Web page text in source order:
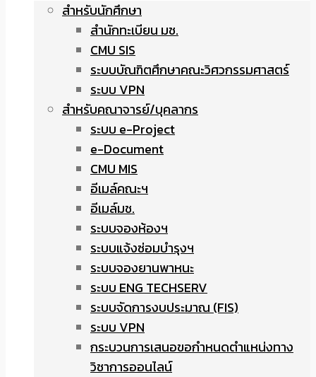
สำหรับนักศึกษา
สำนักทะเบียน มช.
CMU SIS
ระบบบัณฑิตศึกษาคณะวิศวกรรมศาสตร์
ระบบ VPN
สำหรับคณาจารย์/บุคลากร
ระบบ e-Project
e-Document
CMU MIS
อีเมล์คณะฯ
อีเมล์มช.
ระบบจองห้องฯ
ระบบแจ้งซ่อมบำรุงฯ
ระบบจองยานพาหนะ
ระบบ ENG TECHSERV
ระบบจัดการงบประมาณ (FIS)
ระบบ VPN
กระบวนการเสนอขอกำหนดตำแหน่งทาง
วิชาการออนไลน์